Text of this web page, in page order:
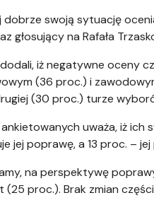
dobrze swoją sytuację
głosujący na Rafała
iż negatywne oceny
(36 proc.) i
(30 proc.) turze
uważa, iż ich
jej poprawę, a 13 proc. –
na perspektywę
proc.). Brak zmian